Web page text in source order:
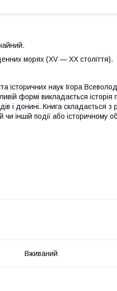
морях (XV — XX століття).
історичних наук Ігора
формі викладається історія
і донині. Книга складається з
чи іншій події або історичному
Вживаний